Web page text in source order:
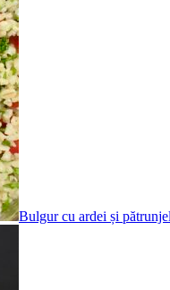
Bulgur cu ardei și pătrunjel